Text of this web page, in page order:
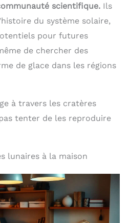
scientifique. Ils
du système solaire,
pour futures
de chercher des
de glace dans les régions
à travers les cratères
tenter de les reproduire
lunaires à la maison